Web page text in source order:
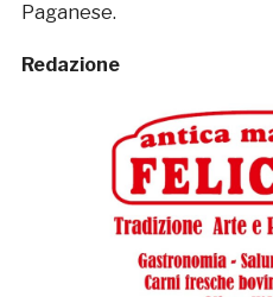
Paganese.
Redazione